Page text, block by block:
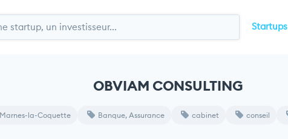
Startups
OBVIAM CONSULTING
Marnes-la-Coquette Banque, Assurance cabinet conseil